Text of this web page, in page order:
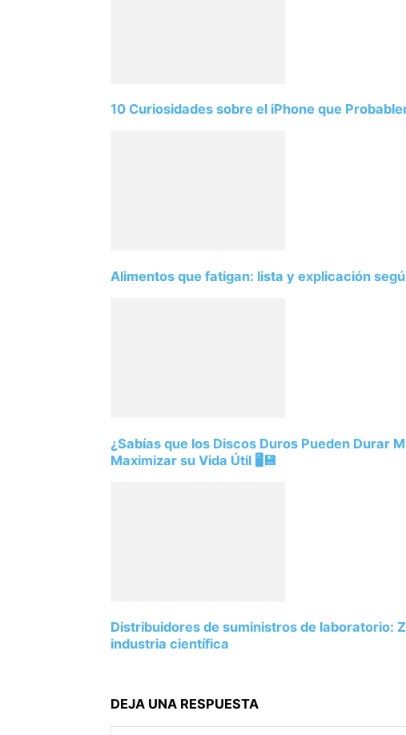
10 Curiosidades sobre el iPhone que
Alimentos que fatigan: lista y explicación
¿Sabías que los Discos Duros Pueden Durar
Maximizar su Vida Útil 🖥️💾
Distribuidores de suministros de laboratorio:
industria científica
DEJA UNA RESPUESTA